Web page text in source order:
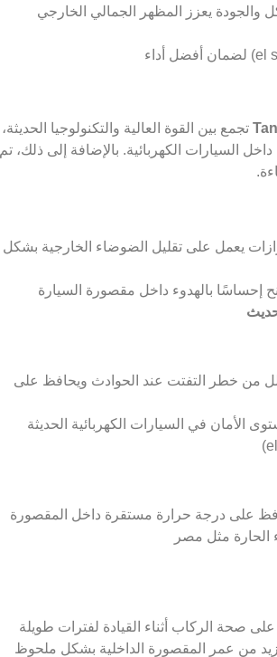
يعزز المظهر الجمالي الخارجي
تجمع بين القوة العالية والتكنولوجيا الحديثة،
السيارات الكهربائية. بالإضافة إلى ذلك، تم
يعمل على تقليل الضوضاء الخارجية بشكل
إحساسًا بالهدوء داخل مقصورة السيارة
من خطر التفتت عند الحوادث ويحافظ على
الأمان في السيارات الكهربائية الحديثة
على درجة حرارة مستقرة داخل المقصورة
الحارة مثل مصر
صحة الركاب أثناء القيادة لفترات طويلة
من عمر المقصورة الداخلية بشكل ملحوظ